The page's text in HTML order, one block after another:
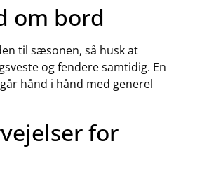
om bord
til sæsonen, så husk at
og fendere samtidig. En
hånd i hånd med generel
for